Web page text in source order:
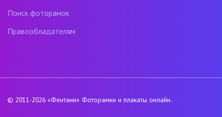
Поиск фоторамок
Правообладателям
© 2011-2026 «Фентани» Фоторамки и плакаты онлайн.